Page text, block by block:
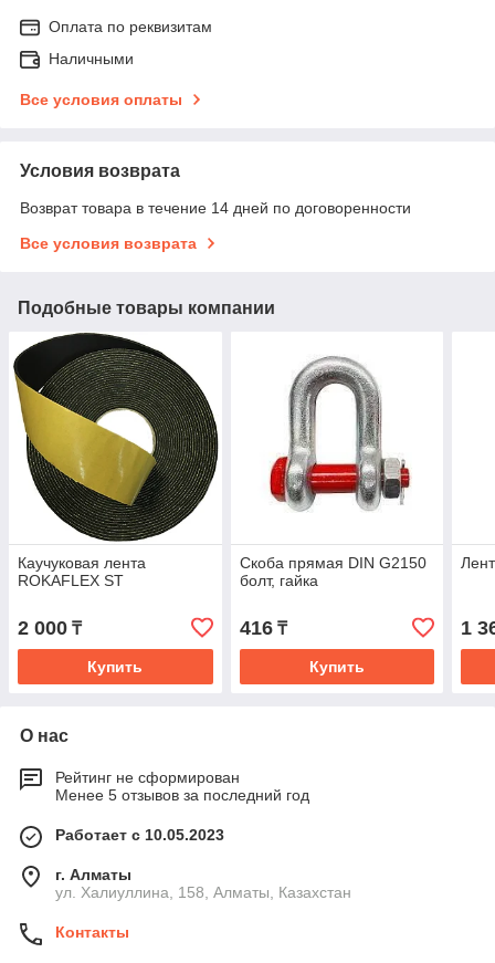
Оплата по реквизитам
Наличными
Все условия оплаты
Условия возврата
Возврат товара в течение 14 дней по договоренности
Все условия возврата
Подобные товары компании
Каучуковая лента
ROKAFLEX ST
2 000 ₸
Купить
Скоба прямая DIN G2150
болт, гайка
416₸
Купить
1
О нас
Рейтинг не сформирован
Менее 5 отзывов за последний год
Работает с 10.05.2023
г. Алматы
ул. Халиуллина, 158, Алматы, Казахстан
Контакты